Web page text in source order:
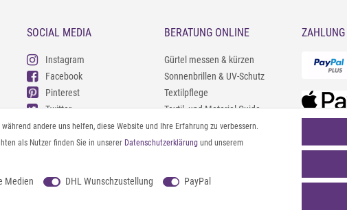
SOCIAL MEDIA
Instagram
Facebook
Pinterest
Twitter
Youtube
Threads
BERATUNG ONLINE
Gürtel messen & kürzen
Sonnenbrillen & UV-Schutz
Textilpflege
Textil- und Material-Guide
Geldbörse richtig organisieren
Pflegeanleitung für Caps
andere uns helfen, diese Website und Ihre Erfahrung zu verbessern.
als Nutzer finden Sie in unserer Daten­schutz­erklärung und unserem
Medien DHL Wunschzustellung PayPal